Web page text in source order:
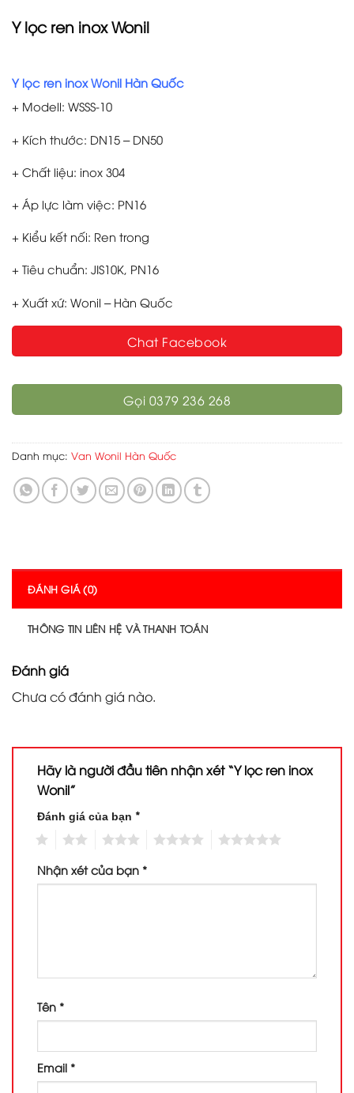
Y lọc ren inox Wonil
Y lọc ren inox Wonil Hàn Quốc
+ Modell: WSSS-10
+ Kích thước: DN15 – DN50
+ Chất liệu: inox 304
+ Áp lực làm việc: PN16
+ Kiểu kết nối: Ren trong
+ Tiêu chuẩn: JIS10K, PN16
+ Xuất xứ: Wonil – Hàn Quốc
Chat Facebook
Gọi 0379 236 268
Danh mục: Van Wonil Hàn Quốc
ĐÁNH GIÁ (0)
THÔNG TIN LIÊN HỆ VÀ THANH TOÁN
Đánh giá
Chưa có đánh giá nào.
Hãy là người đầu tiên nhận xét “Y lọc ren inox
Wonil”
Đánh giá của bạn *
Nhận xét của bạn *
Tên *
Email *